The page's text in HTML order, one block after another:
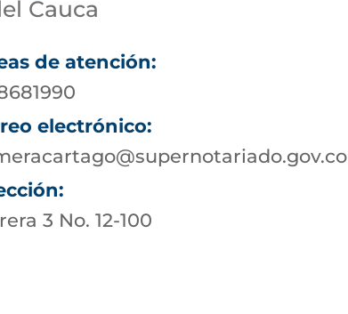
Cauca
de atención:
electrónico:
3 No. 12-100